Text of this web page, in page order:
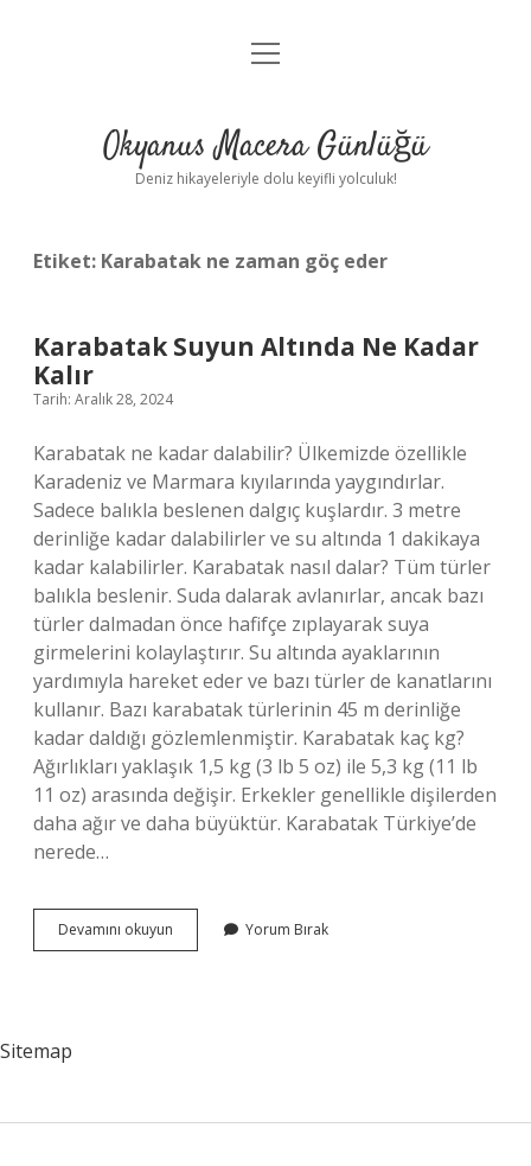
Anasayfa
Yasal Uyarı
menüyü
Okyanus Macera Günlüğü
Deniz hikayeleriyle dolu keyifli yolculuk!
Etiket: Karabatak ne zaman göç eder
Karabatak Suyun Altında Ne Kadar
Kalır
Tarih: Aralık 28, 2024
Karabatak ne kadar dalabilir? Ülkemizde özellikle
Karadeniz ve Marmara kıyılarında yaygındırlar.
Sadece balıkla beslenen dalgıç kuşlardır. 3 metre
derinliğe kadar dalabilirler ve su altında 1 dakikaya
kadar kalabilirler. Karabatak nasıl dalar? Tüm türler
balıkla beslenir. Suda dalarak avlanırlar, ancak bazı
türler dalmadan önce hafifçe zıplayarak suya
girmelerini kolaylaştırır. Su altında ayaklarının
yardımıyla hareket eder ve bazı türler de kanatlarını
kullanır. Bazı karabatak türlerinin 45 m derinliğe
kadar daldığı gözlemlenmiştir. Karabatak kaç kg?
Ağırlıkları yaklaşık 1,5 kg (3 lb 5 oz) ile 5,3 kg (11 lb
11 oz) arasında değişir. Erkekler genellikle dişilerden
daha ağır ve daha büyüktür. Karabatak Türkiye’de
nerede…
Devamını okuyun Karabatak
Suyun
Yorum Bırak
Sitemap